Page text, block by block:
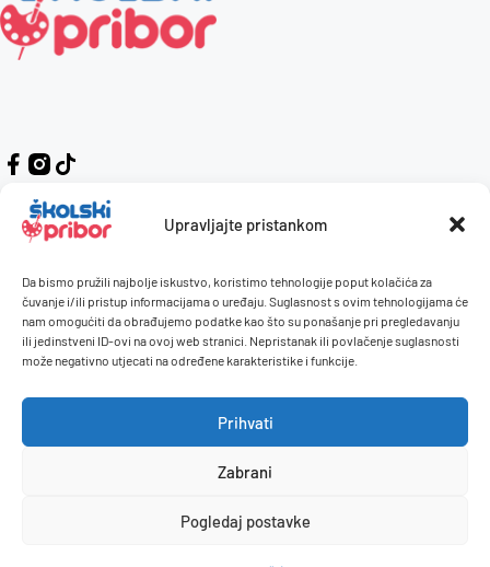
Upravljajte pristankom
Da bismo pružili najbolje iskustvo, koristimo tehnologije poput kolačića za
čuvanje i/ili pristup informacijama o uređaju. Suglasnost s ovim tehnologijama će
nam omogućiti da obrađujemo podatke kao što su ponašanje pri pregledavanju
ili jedinstveni ID-ovi na ovoj web stranici. Nepristanak ili povlačenje suglasnosti
može negativno utjecati na određene karakteristike i funkcije.
Prihvati
Zabrani
Pogledaj postavke
Kontakt
O nama
Naručivanje i plaćanje
Uvjeti korištenja
Pravilnik giveaway
Politika privatnosti
Povrati / reklamacije